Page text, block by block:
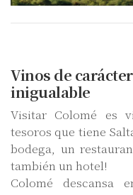
Vinos de
inigualable
Visitar Colomé es
tesoros que tiene
bodega, un
también un hotel!
Colomé